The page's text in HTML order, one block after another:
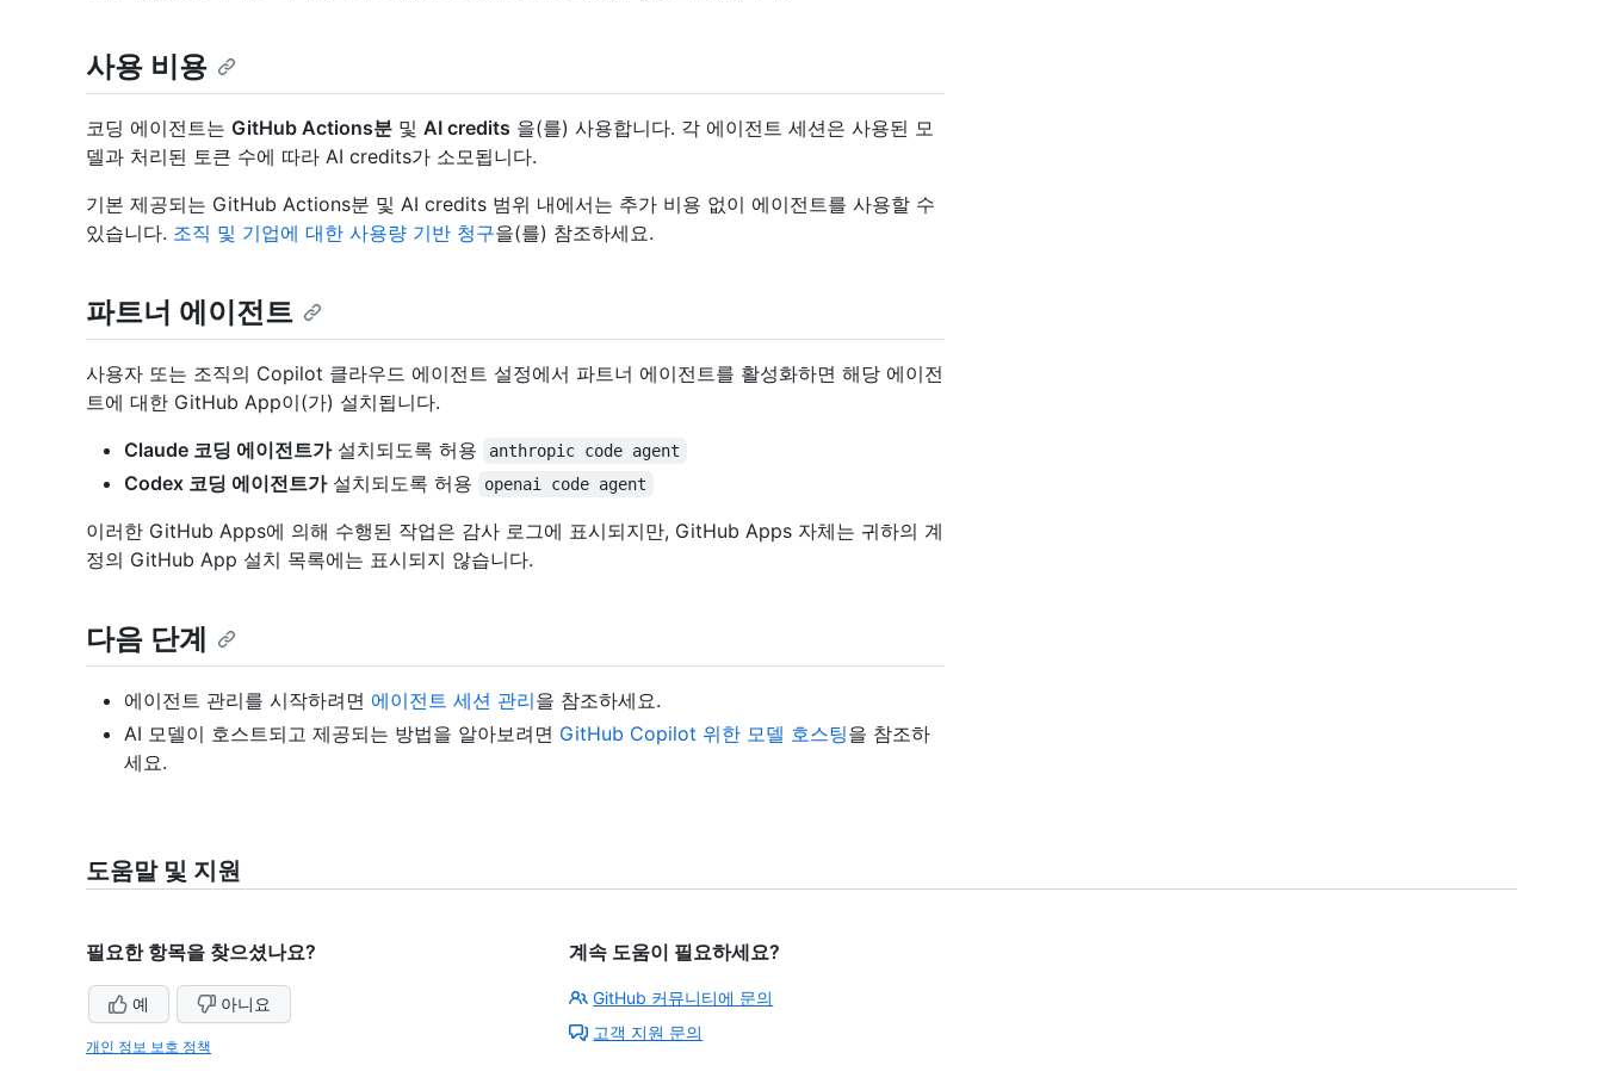
사용 비용
코딩 에이전트는 GitHub Actions분 및 AI credits 을(를) 사용합니다. 각 에이전트 세션은 사용된 모
델과 처리된 토큰 수에 따라 AI credits가 소모됩니다.
기본 제공되는 GitHub Actions분 및 AI credits 범위 내에서는 추가 비용 없이 에이전트를 사용할 수
있습니다. 조직 및 기업에 대한 사용량 기반 청구을(를) 참조하세요.
파트너 에이전트
사용자 또는 조직의 Copilot 클라우드 에이전트 설정에서 파트너 에이전트를 활성화하면 해당 에이전
트에 대한 GitHub App이(가) 설치됩니다.
Claude 코딩 에이전트가설치되도록 허용 anthropic code agent
Codex 코딩 에이전트가설치되도록 허용 openai code agent
이러한 GitHub Apps에 의해 수행된 작업은 감사 로그에 표시되지만, GitHub Apps 자체는 귀하의 계
정의 GitHub App 설치 목록에는 표시되지 않습니다.
다음 단계
에이전트 관리를 시작하려면 에이전트 세션 관리을 참조하세요.
AI 모델이 호스트되고 제공되는 방법을 알아보려면 GitHub Copilot 위한 모델 호스팅을 참조하
세요.
도움말 및 지원
필요한 항목을 찾으셨나요?
예 아니요
개인 정보 보호 정책
계속 도움이 필요하세요?
GitHub 커뮤니티에 문의
고객 지원 문의